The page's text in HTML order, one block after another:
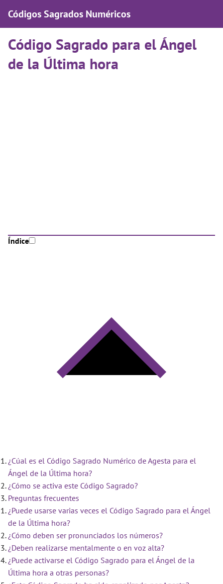
Códigos Sagrados Numéricos
Código Sagrado para el Ángel
de la Última hora
Índice
¿Cúal es el Código Sagrado Numérico de Agesta para el
Ángel de la Última hora?
¿Cómo se activa este Código Sagrado?
Preguntas frecuentes
¿Puede usarse varias veces el Código Sagrado para el Ángel
de la Última hora?
¿Cómo deben ser pronunciados los números?
¿Deben realizarse mentalmente o en voz alta?
¿Puede activarse el Código Sagrado para el Ángel de la
Última hora a otras personas?